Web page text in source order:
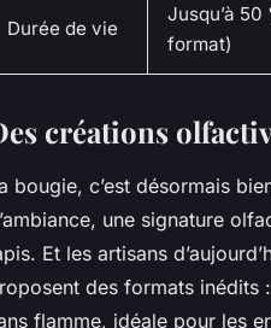
Durée de vie
Jusqu’à
format)
créations
bougie, c’est désormais
une signature
Et les artisans
des formats inédits
flamme, idéale pour les